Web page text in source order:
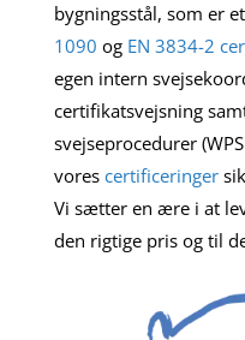
bygningsstål, som er
1090 og EN 3834-2
egen intern
certifikatsvejsning
svejseprocedurer
vores certificeringer
Vi sætter en ære i at
den rigtige pris og til